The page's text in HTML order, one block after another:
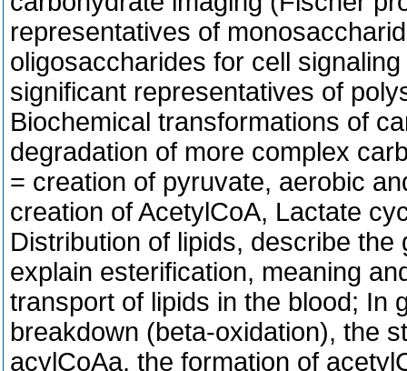
representatives of
oligosaccharides for cell
significant representatives of
Biochemical transformations of
degradation of more complex
= creation of pyruvate, aerobic
creation of AcetylCoA, Lactate
Distribution of lipids, describe
explain esterification, meaning
transport of lipids in the blood; In
breakdown (beta-oxidation), the
acylCoAa, the formation of